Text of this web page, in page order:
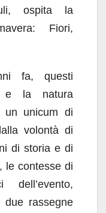
ospita la
Fiori,
fa, questi
e la natura
un unicum di
volontà di
di storia e di
le contesse di
dell’evento,
rassegne